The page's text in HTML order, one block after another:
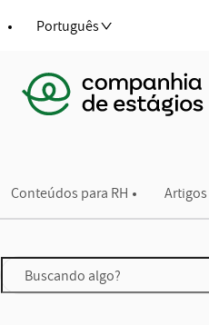
o conteúdo
Português
Conteúdos para RH Artigos